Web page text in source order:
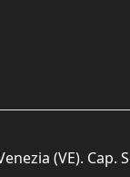
(VE). Cap.